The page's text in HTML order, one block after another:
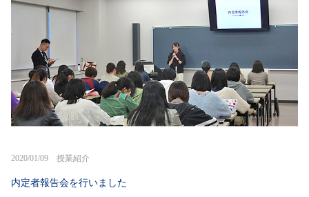
2020/01/09 授業紹介
内定者報告会を行いました